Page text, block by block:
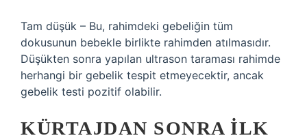
Tam düşük – Bu, rahimdeki gebeliğin tüm
dokusunun bebekle birlikte rahimden atılmasıdır.
Düşükten sonra yapılan ultrason taraması rahimde
herhangi bir gebelik tespit etmeyecektir, ancak
gebelik testi pozitif olabilir.
KÜRTAJDAN SONRA ILK